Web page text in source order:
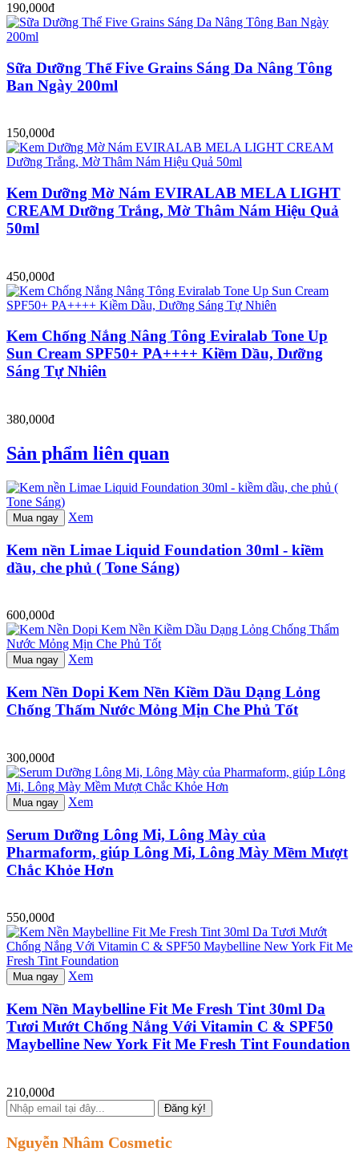
190,000đ
Sữa Dưỡng Thể Five Grains Sáng Da Nâng Tông
Ban Ngày 200ml
150,000đ
Kem Dưỡng Mờ Nám EVIRALAB MELA LIGHT
CREAM Dưỡng Trắng, Mờ Thâm Nám Hiệu Quả
50ml
450,000đ
Kem Chống Nắng Nâng Tông Eviralab Tone Up
Sun Cream SPF50+ PA++++ Kiềm Dầu, Dưỡng
Sáng Tự Nhiên
380,000đ
Sản phẩm liên quan
Mua ngay Xem
Kem nền Limae Liquid Foundation 30ml - kiềm
dầu, che phủ ( Tone Sáng)
600,000đ
Mua ngay Xem
Kem Nền Dopi Kem Nền Kiềm Dầu Dạng Lỏng
Chống Thấm Nước Mỏng Mịn Che Phủ Tốt
300,000đ
Mua ngay Xem
Serum Dưỡng Lông Mi, Lông Mày của
Pharmaform, giúp Lông Mi, Lông Mày Mềm Mượt
Chắc Khỏe Hơn
550,000đ
Mua ngay Xem
Kem Nền Maybelline Fit Me Fresh Tint 30ml Da
Tươi Mướt Chống Nắng Với Vitamin C & SPF50
Maybelline New York Fit Me Fresh Tint Foundation
210,000đ
Đăng ký!
Nguyễn Nhâm Cosmetic